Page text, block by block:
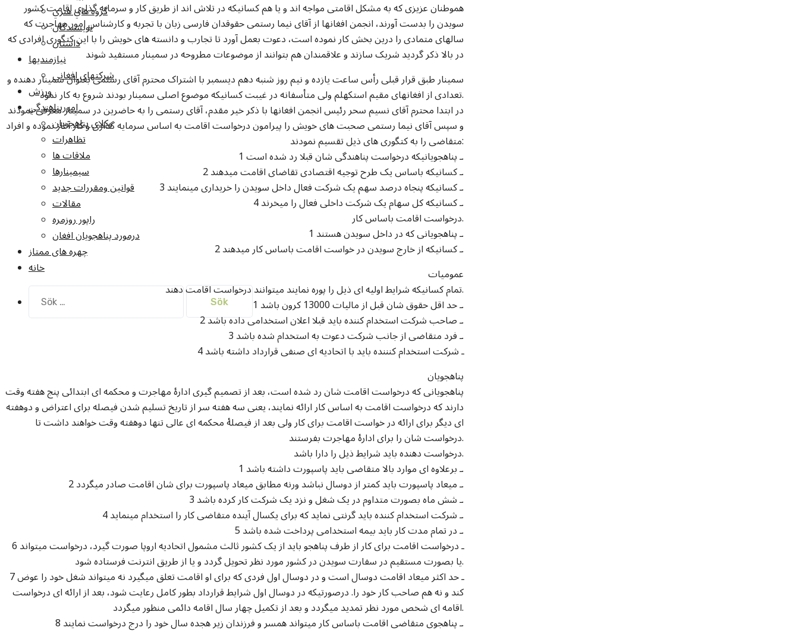
گروه هاي هنري
نويسندگان
داستان
نيازمنديها
شرکتهاي افغاني
ورزش
امورپناهندگي
وکلاي پناهجويان
تظاهرات
ملاقات ها
سيمينارها
قوانين ومقررات جديد
مقالات
راپور روزمره
درمورد پناهجويان افغان
چهره های ممتاز
خانه
efter:
هموطنان عزیزی که به مشکل اقامتی مواجه اند و یا هم کسانیکه در تلاش اند از طریق کار و سرمایه گذاری اقامت کشور
سویدن را بدست آورند، انجمن افغانها از آقای نیما رستمی حقوقدان فارسی زبان با تجربه و کارشناس امور مهاجرت که
سالهای متمادی را درین بخش کار نموده است، دعوت بعمل آورد تا تجارب و دانسته های خویش را با این کتگوری افرادی که
در بالا ذکر گردید شریک سازند و علاقمندان هم بتوانند از موضوعات مطروحه در سمینار مستفید شوند
سمینار طبق قرار قبلی رأس ساعت یازده و نیم روز شنبه دهم دیسمبر با اشتراک محترم آقای رستمی بعنوان سمینار دهنده و
تعدادی از افغانهای مقیم استکهلم ولی متأسفانه در غیبت کسانیکه موضوع اصلی سمینار بودند شروع به کار نمود.
در ابتدا محترم آقای نسیم سحر رئیس انجمن افغانها با ذکر خیر مقدم، آقای رستمی را به حاضرین در سمینار معرفی نمودند
و سپس آقای نیما رستمی صحبت های خویش را پیرامون درخواست اقامت به اساس سرمایه گذاری و کار آغاز نموده و افراد
متقاضی را به کتگوری های ذیل تقسیم نمودند:
1 ـ پناهجویانیکه درخواست پناهندگی شان قبلا رد شده است.
2 ـ کسانیکه باساس یک طرح توجیه اقتصادی تقاضای اقامت میدهند.
3 ـ کسانیکه پنجاه درصد سهم یک شرکت فعال داخل سویدن را خریداری مینمایند.
4 ـ کسانیکه کل سهام یک شرکت داخلی فعال را میخرند.
درخواست اقامت باساس کار.
1 ـ پناهجویانی که در داخل سویدن هستند.
2 ـ کسانیکه از خارج سویدن در خواست اقامت باساس کار میدهند.
عمومیات
تمام کسانیکه شرایط اولیه ای ذیل را پوره نمایند میتوانند درخواست اقامت دهند.
1 ـ حد اقل حقوق شان قبل از مالیات 13000 کرون باشد.
2 ـ صاحب شرکت استخدام کننده باید قبلا اعلان استخدامی داده باشد.
3 ـ فرد متقاضی از جانب شرکت دعوت به استخدام شده باشد.
4 ـ شرکت استخدام کنننده باید با اتحادیه ای صنفی قرارداد داشته باشد
پناهجویان
پناهجویانی که درخواست اقامت شان رد شده است، بعد از تصمیم گیری ادارۀ مهاجرت و محکمه ای ابتدائی پنج هفته وقت
دارند که درخواست اقامت به اساس کار ارائه نمایند، یعنی سه هفته سر از تاریخ تسلیم شدن فیصله برای اعتراض و دوهفته
ای دیگر برای ارائه در خواست اقامت برای کار ولی بعد از فیصلۀ محکمه ای عالی تنها دوهفته وقت خواهند داشت تا
درخواست شان را برای ادارۀ مهاجرت بفرستند.
درخواست دهنده باید شرایط ذیل را دارا باشد.
1 ـ برعلاوه ای موارد بالا متقاضی باید پاسپورت داشته باشد.
2 ـ میعاد پاسپورت باید کمتر از دوسال نباشد ورنه مطابق میعاد پاسپورت برای شان اقامت صادر میگردد.
3 ـ شش ماه بصورت متداوم در یک شغل و نزد یک شرکت کار کرده باشد.
4 ـ شرکت استخدام کننده باید گرنتی نماید که برای یکسال آینده متقاضی کار را استخدام مینماید.
5 ـ در تمام مدت کار باید بیمه استخدامی پرداخت شده باشد.
6 ـ درخواست اقامت برای کار از طرف پناهجو باید از یک کشور ثالث مشمول اتحادیه اروپا صورت گیرد، درخواست میتواند
یا بصورت مستقیم در سفارت سویدن در کشور مورد نظر تحویل گردد و یا از طریق انترنت فرستاده شود.
7 ـ حد اکثر میعاد اقامت دوسال است و در دوسال اول فردی که برای او اقامت تعلق میگیرد نه میتواند شغل خود را عوض
کند و نه هم صاحب کار خود را. درصورتیکه در دوسال اول شرایط قرارداد بطور کامل رعایت شود، بعد از ارائه ای درخواست
اقامه ای شخص مورد نظر تمدید میگردد و بعد از تکمیل چهار سال اقامه دائمی منظور میگردد.
8 ـ پناهجوی متقاضی اقامت باساس کار میتواند همسر و فرزندان زیر هجده سال خود را درج درخواست نمایند.